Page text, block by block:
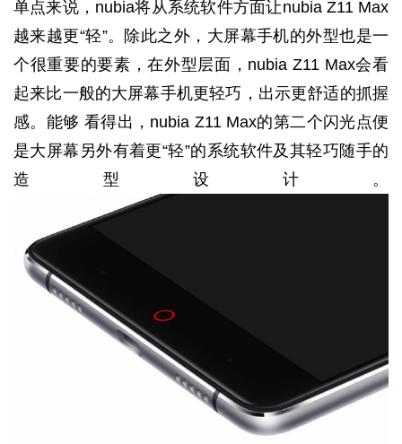
单点来说，nubia将从系统软件方面让nubia Z11 Max
越来越更“轻”。除此之外，大屏幕手机的外型也是一
个很重要的要素，在外型层面，nubia Z11 Max会看
起来比一般的大屏幕手机更轻巧，出示更舒适的抓握
感。能够 看得出，nubia Z11 Max的第二个闪光点便
是大屏幕另外有着更“轻”的系统软件及其轻巧随手的
造型设计。